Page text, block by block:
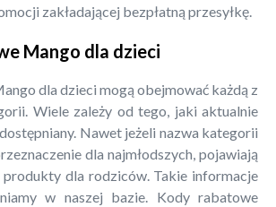
zakładającej bezpłatną przesyłkę.
Mango dla dzieci
dla dzieci mogą obejmować każdą z
Wiele zależy od tego, jaki aktualnie
Nawet jeżeli nazwa kategorii
dla najmłodszych, pojawiają
dla rodziców. Takie informacje
w naszej bazie. Kody rabatowe